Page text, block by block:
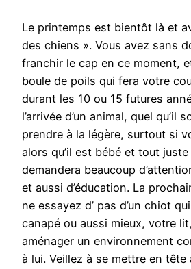
Le printemps est bientôt là et
des chiens ». Vous avez sans
franchir le cap en ce moment,
boule de poils qui fera votre
durant les 10 ou 15 futures
l’arrivée d’un animal, quel qu’il
prendre à la légère, surtout si
alors qu’il est bébé et tout
demandera beaucoup
et aussi d’éducation. La
ne essayez d’ pas d’un chiot
canapé ou aussi mieux, votre
aménager un environnement
à lui. Veillez à se mettre en tête